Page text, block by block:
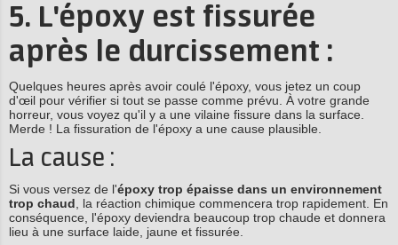
5. L'époxy est fissurée
après le durcissement :
Quelques heures après avoir coulé l'époxy, vous jetez un coup
d'œil pour vérifier si tout se passe comme prévu. À votre grande
horreur, vous voyez qu'il y a une vilaine fissure dans la surface.
Merde ! La fissuration de l'époxy a une cause plausible.
La cause :
Si vous versez de l'époxy trop épaisse dans un environnement
trop chaud , la réaction chimique commencera trop rapidement. En
conséquence, l'époxy deviendra beaucoup trop chaude et donnera
lieu à une surface laide, jaune et fissurée.